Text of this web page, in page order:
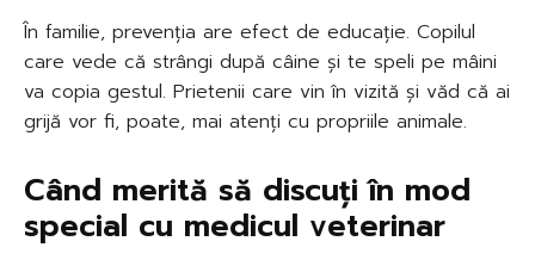
În familie, prevenția are efect de educație. Copilul
care vede că strângi după câine și te speli pe mâini
va copia gestul. Prietenii care vin în vizită și văd că ai
grijă vor fi, poate, mai atenți cu propriile animale.
Când merită să discuți în mod
special cu medicul veterinar